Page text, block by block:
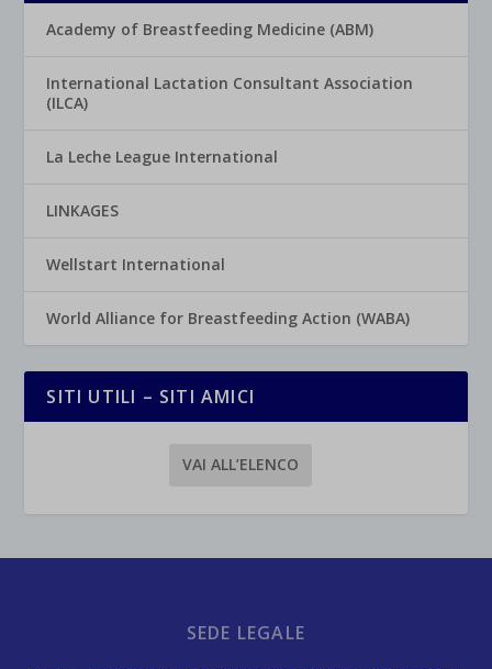
Academy of Breastfeeding Medicine (ABM)
International Lactation Consultant Association
(ILCA)
La Leche League International
LINKAGES
Wellstart International
World Alliance for Breastfeeding Action (WABA)
SITI UTILI – SITI AMICI
VAI ALL’ELENCO
SEDE LEGALE